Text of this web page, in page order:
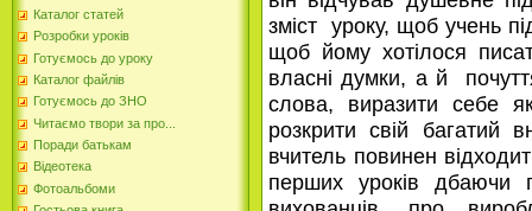
Каталог статей
Розробки уроків
Готуємось до уроку
Каталог файлів
Готуємось до ЗНО
Читаємо твори за про...
Поради батькам
Відеотека
Фотоальбоми
зміст уроку, щоб учень
щоб йому хотілося
власні думки, а й
слова, виразити себе
розкрити свій багатий
вчитель повинен
перших уроків дбаючи